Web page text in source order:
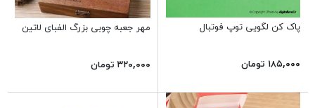
پاک کن لگویی توپ فوتبال
۱۸۵,۰۰۰ تومان
مهر جعبه چوبی بزرگ الفبای لاتین
۳۲۰,۰۰۰ تومان